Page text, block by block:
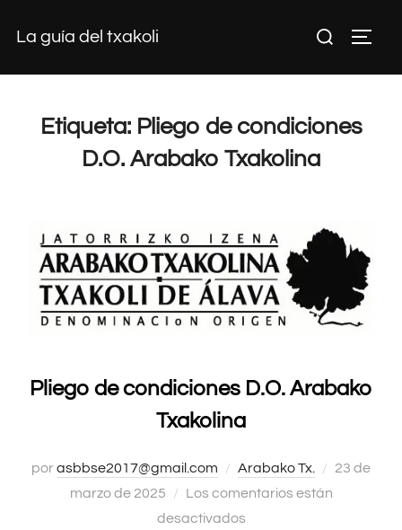
La guía del txakoli Buscar:
Etiqueta: Pliego de condiciones
D.O. Arabako Txakolina
Pliego de condiciones D.O. Arabako
Txakolina
porasbbse2017@gmail.com Arabako Tx.
Publicado
23 de
marzo de 2025
Los comentarios están
desactivados